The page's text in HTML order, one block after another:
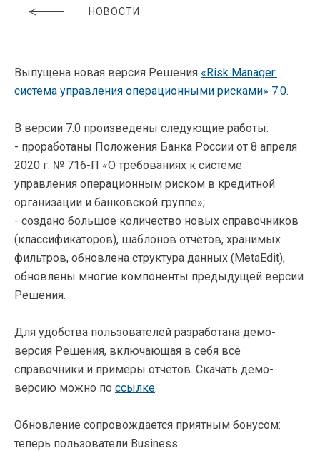
НОВОСТИ
Выпущена новая версия Решения «Risk Manager:
система управления операционными рисками» 7.0.
В версии 7.0 произведены следующие работы:
- проработаны Положения Банка России от 8 апреля
2020 г. № 716-П «О требованиях к системе
управления операционным риском в кредитной
организации и банковской группе»;
- создано большое количество новых справочников
(классификаторов), шаблонов отчётов, хранимых
фильтров, обновлена структура данных (MetaEdit),
обновлены многие компоненты предыдущей версии
Решения.
Для удобства пользователей разработана демо-
версия Решения, включающая в себя все
справочники и примеры отчетов. Скачать демо-
версию можно по ссылке.
Обновление сопровождается приятным бонусом:
теперь пользователи Business